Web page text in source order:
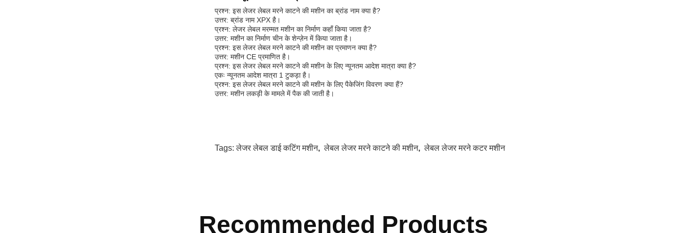
प्रश्न: इस लेजर लेबल मरने काटने की मशीन का ब्रांड नाम क्या है?
उत्तर: ब्रांड नाम XPX है।
प्रश्न: लेजर लेबल मरम्मत मशीन का निर्माण कहाँ किया जाता है?
उत्तर: मशीन का निर्माण चीन के शेन्ज़ेन में किया जाता है।
प्रश्न: इस लेजर लेबल मरने काटने की मशीन का प्रमाणन क्या है?
उत्तर: मशीन CE प्रमाणित है।
प्रश्न: इस लेजर लेबल मरने काटने की मशीन के लिए न्यूनतम आदेश मात्रा क्या है?
एकः न्यूनतम आदेश मात्रा 1 टुकड़ा है।
प्रश्न: इस लेजर लेबल मरने काटने की मशीन के लिए पैकेजिंग विवरण क्या हैं?
उत्तर: मशीन लकड़ी के मामले में पैक की जाती है।
Tags:लेजर लेबल डाई कटिंग मशीन,लेबल लेजर मरने काटने की मशीन,लेबल लेजर मरने कटर मशीन
Recommended Products